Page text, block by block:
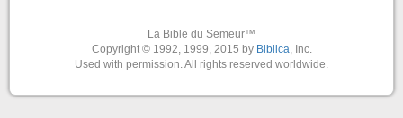
La Bible du Semeur™
Copyright © 1992, 1999, 2015 by Biblica, Inc.
Used with permission. All rights reserved worldwide.